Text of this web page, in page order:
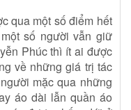
qua một số điểm hết
số người vẫn giữ
Phúc thì ít ai được
về những giá trị tác
mặc qua những
áo dài lẫn quần áo